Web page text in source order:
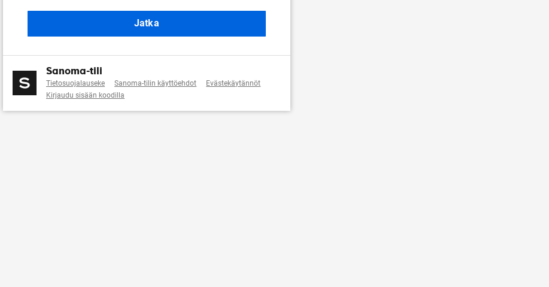
Jatka
Sanoma-tili
Tietosuojalauseke Sanoma-tilin käyttöehdot
Evästekäytännöt
Kirjaudu sisään koodilla